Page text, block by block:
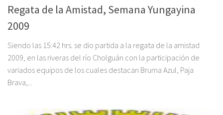
Regata de la Amistad, Semana Yungayina
2009
Siendo las 15:42 hrs. se dio partida a la regata de la amistad
2009, en las riveras del río Cholguán con la participación de
variados equipos de los cuales destacan Bruma Azul, Paja
Brava,...